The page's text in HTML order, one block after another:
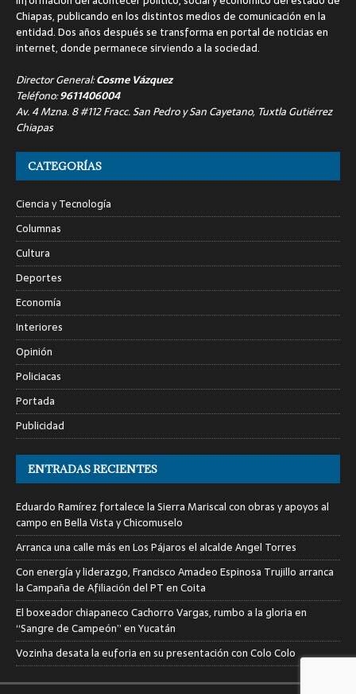
Chiapas, publicando en los distintos medios de comunicación en la
entidad. Dos años después se transforma en portal de noticias en
internet, donde permanece sirviendo a la sociedad.
Director General:Cosme Vázquez
Teléfono:9611406004
Av. 4 Mzna. 8 #112 Fracc. San Pedro y San Cayetano, Tuxtla Gutiérrez
Chiapas
CATEGORÍAS
Ciencia y Tecnología
Columnas
Cultura
Deportes
Economía
Interiores
Opinión
Policiacas
Portada
Publicidad
ENTRADAS RECIENTES
Eduardo Ramírez fortalece la Sierra Mariscal con obras y apoyos al
campo en Bella Vista y Chicomuselo
Arranca una calle más en Los Pájaros el alcalde Angel Torres
Con energía y liderazgo, Francisco Amadeo Espinosa Trujillo arranca
la Campaña de Afiliación del PT en Coita
El boxeador chiapaneco Cachorro Vargas, rumbo a la gloria en
“Sangre de Campeón” en Yucatán
Vozinha desata la euforia en su presentación con Colo Colo